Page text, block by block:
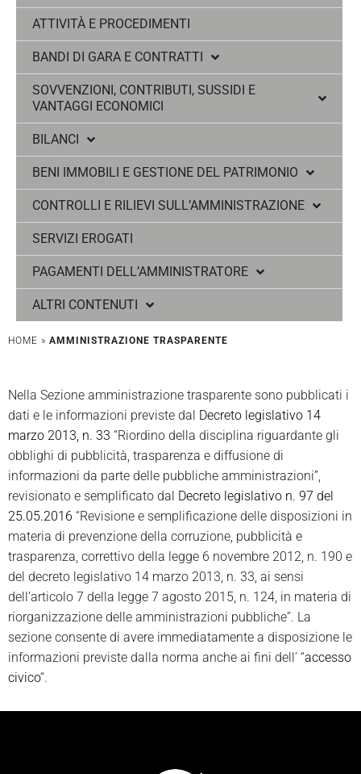
ATTIVITÀ E PROCEDIMENTI
BANDI DI GARA E CONTRATTI
SOVVENZIONI, CONTRIBUTI, SUSSIDI E
VANTAGGI ECONOMICI
BILANCI
BENI IMMOBILI E GESTIONE DEL PATRIMONIO
CONTROLLI E RILIEVI SULL’AMMINISTRAZIONE
SERVIZI EROGATI
PAGAMENTI DELL’AMMINISTRATORE
ALTRI CONTENUTI
HOME » AMMINISTRAZIONE TRASPARENTE
Nella Sezione amministrazione trasparente sono pubblicati i
dati e le informazioni previste dal Decreto legislativo 14
marzo 2013, n. 33 “Riordino della disciplina riguardante gli
obblighi di pubblicità, trasparenza e diffusione di
informazioni da parte delle pubbliche amministrazioni”,
revisionato e semplificato dal Decreto legislativo n. 97 del
25.05.2016 “Revisione e semplificazione delle disposizioni in
materia di prevenzione della corruzione, pubblicità e
trasparenza, correttivo della legge 6 novembre 2012, n. 190 e
del decreto legislativo 14 marzo 2013, n. 33, ai sensi
dell’articolo 7 della legge 7 agosto 2015, n. 124, in materia di
riorganizzazione delle amministrazioni pubbliche”. La
sezione consente di avere immediatamente a disposizione le
informazioni previste dalla norma anche ai fini dell’ “accesso
civico“.